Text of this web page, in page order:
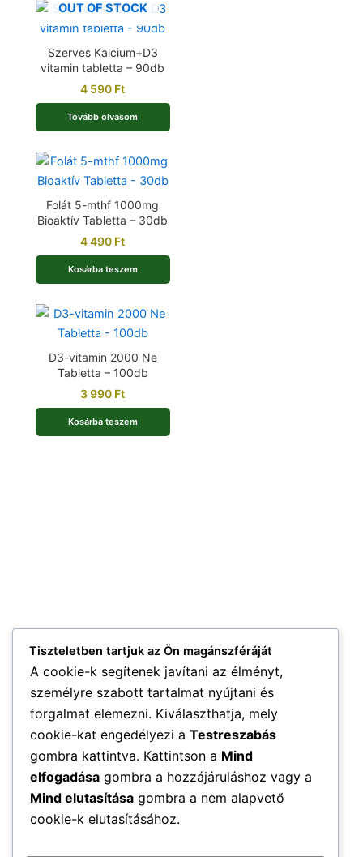
OUT OF STOCK
Szerves Kalcium+D3
vitamin tabletta – 90db
4 590 Ft
Tovább olvasom
Folát 5-mthf 1000mg
Bioaktív Tabletta – 30db
4 490 Ft
Kosárba teszem
D3-vitamin 2000 Ne
Tabletta – 100db
3 990 Ft
Kosárba teszem
Tiszteletben tartjuk az Ön magánszféráját
A cookie-k segítenek javítani az élményt,
személyre szabott tartalmat nyújtani és
forgalmat elemezni. Kiválaszthatja, mely
cookie-kat engedélyezi a Testreszabás
gombra kattintva. Kattintson a Mind
elfogadása gombra a hozzájáruláshoz vagy a
Mind elutasítása gombra a nem alapvető
cookie-k elutasításához.